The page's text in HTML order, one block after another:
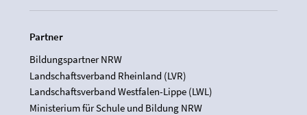
Partner
Bildungspartner NRW
Landschaftsverband Rheinland (LVR)
Landschaftsverband Westfalen-Lippe (LWL)
Ministerium für Schule und Bildung NRW